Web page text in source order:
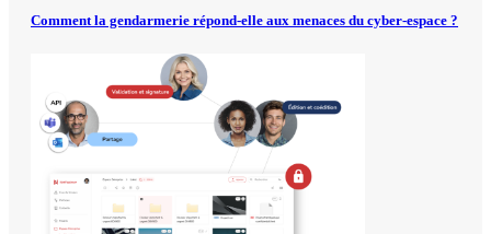
Comment la gendarmerie répond-elle aux menaces du cyber-espace ?